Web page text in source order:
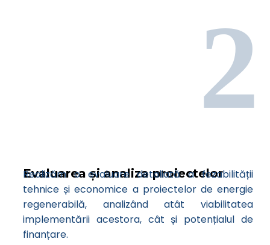
2
Evaluarea și analiza proiectelor
Realizăm o evaluare detaliată a fezabilității
tehnice și economice a proiectelor de energie
regenerabilă, analizând atât viabilitatea
implementării acestora, cât și potențialul de
finanțare.